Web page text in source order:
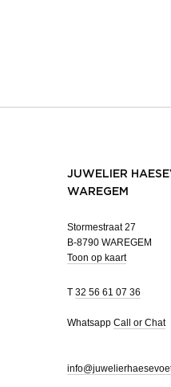
JUWELIER
WAREGEM
Stormestraat 27
B-8790 WAREGEM
Toon op kaart
T 32 56 61 07 36
Whatsapp Call or Chat